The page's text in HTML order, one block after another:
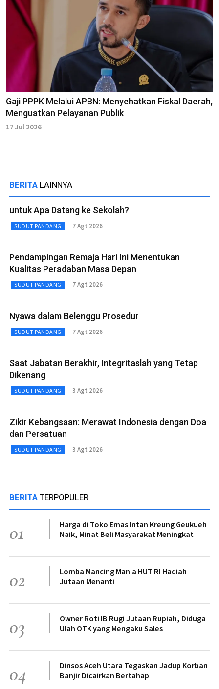
Gaji PPPK Melalui APBN: Menyehatkan Fiskal Daerah,
Menguatkan Pelayanan Publik
17 Jul 2026
BERITA LAINNYA
untuk Apa Datang ke Sekolah?
SUDUT PANDANG 7 Agt 2026
Pendampingan Remaja Hari Ini Menentukan
Kualitas Peradaban Masa Depan
SUDUT PANDANG 7 Agt 2026
Nyawa dalam Belenggu Prosedur
SUDUT PANDANG 7 Agt 2026
Saat Jabatan Berakhir, Integritaslah yang Tetap
Dikenang
SUDUT PANDANG 3 Agt 2026
Zikir Kebangsaan: Merawat Indonesia dengan Doa
dan Persatuan
SUDUT PANDANG 3 Agt 2026
BERITA TERPOPULER
01
Harga di Toko Emas Intan Kreung Geukueh
Naik, Minat Beli Masyarakat Meningkat
02
Lomba Mancing Mania HUT RI Hadiah
Jutaan Menanti
03
Owner Roti IB Rugi Jutaan Rupiah, Diduga
Ulah OTK yang Mengaku Sales
04
Dinsos Aceh Utara Tegaskan Jadup Korban
Banjir Dicairkan Bertahap